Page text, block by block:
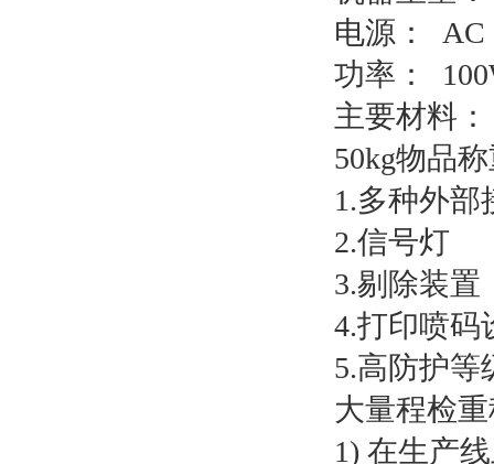
电源： AC
功率：
主要材料
50kg物品
1.多种外部
2.信号灯
3.剔除装置
4.打印喷码
5.高防护等
大量程检
1) 在生产